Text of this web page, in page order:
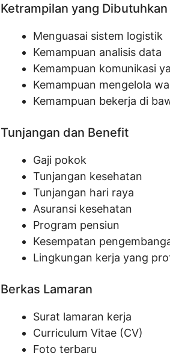
Ketrampilan yang Dibutuhkan
Menguasai sistem logistik
Kemampuan analisis data
Kemampuan komunikasi
Kemampuan mengelola
Kemampuan bekerja di
Tunjangan dan Benefit
Gaji pokok
Tunjangan kesehatan
Tunjangan hari raya
Asuransi kesehatan
Program pensiun
Kesempatan
Lingkungan kerja yang
Berkas Lamaran
Surat lamaran kerja
Curriculum Vitae (CV)
Foto terbaru